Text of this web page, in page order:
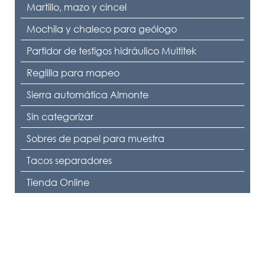
Martillo, mazo y cincel
Mochila y chaleco para geólogo
Partidor de testigos hidráulico Multitek
Reglilla para mapeo
Sierra automática Almonte
Sin categorizar
Sobres de papel para muestra
Tacos separadores
Tienda Online